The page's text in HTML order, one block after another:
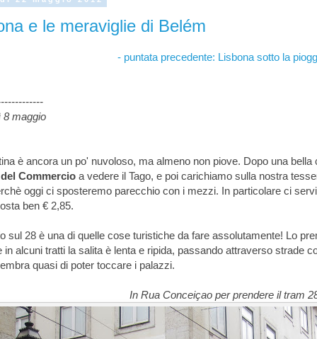
e le meraviglie di Belém
- puntata precedente: Lisbona sotto la
8 maggio
è ancora un po' nuvoloso, ma almeno non piove. Dopo una
Commercio a vedere il Tago, e poi carichiamo sulla nostra
oggi ci sposteremo parecchio con i mezzi. In particolare ci
ben € 2,85.
sul 28 è una di quelle cose turistiche da fare assolutamente! Lo
in alcuni tratti la salita è lenta e ripida, passando attraverso strade
quasi di poter toccare i palazzi.
In Rua Conceiçao per prendere il tram